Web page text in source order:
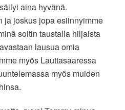
aina hyvänä.
ja joskus jopa esiinnyimme
soitin taustalla hiljaista
lausua omia
myös Lauttasaaressa
myös muiden